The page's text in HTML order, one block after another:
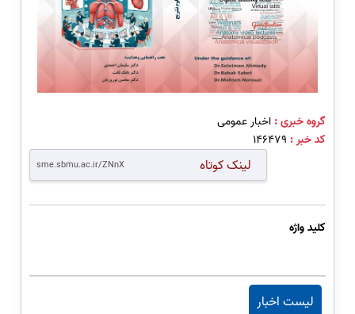
گروه خبری :اخبار عمومی
کد خبر : 146479
لینک کوتاه
کلید واژه
لیست اخبار